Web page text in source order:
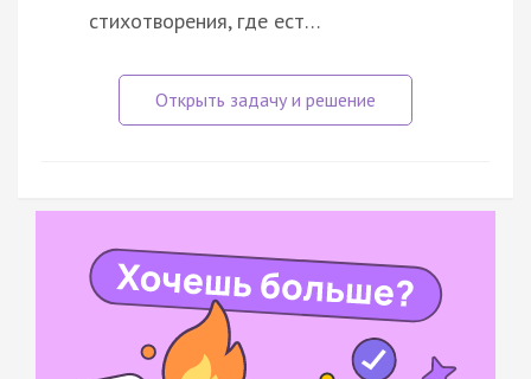
стихотворения, где ест…